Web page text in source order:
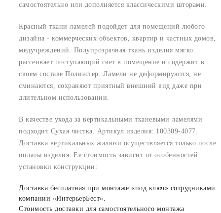
самостоятельно или дополняется классическими шторами.
Красный ткани ламелей подойдет для помещений любого
дизайна - коммерческих объектов, квартир и частных домов,
медучреждений. Полупрозрачная ткань изделия мягко
рассеивает поступающий свет в помещение и содержит в
своем составе Полиэстер. Ламели не деформируются, не
сминаются, сохраняют приятный внешний вид даже при
длительном использовании.
В качестве ухода за вертикальными тканевыми ламелями
подходит Сухая чистка. Артикул изделия: 100309-4077.
Доставка вертикальных жалюзи осуществляется только после
оплаты изделия. Ее стоимость зависит от особенностей
установки конструкции:
Доставка бесплатная при монтаже «под ключ» сотрудниками
компании «ИнтерьерБест».
Стоимость доставки для самостоятельного монтажа